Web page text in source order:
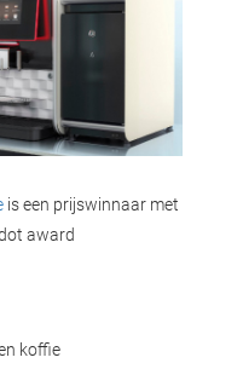
is een prijswinnaar met
award
koffie